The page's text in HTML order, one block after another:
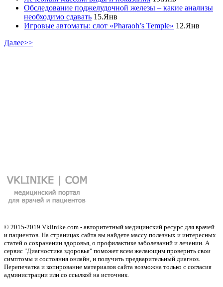
Обследование поджелудочной железы – какие анализы
необходимо сдавать 15.Янв
Игровые автоматы: слот «Pharaoh’s Temple» 12.Янв
Далее>>
© 2015-2019 Vklinike.com - авторитетный медицинский ресурс для врачей
и пациентов. На страницах сайта вы найдете массу полезных и интересных
статей о сохранении здоровья, о профилактике заболеваний и лечении. А
сервис "Диагностика здоровья" поможет всем желающим проверить свои
симптомы и состояния онлайн, и получить предварительный диагноз.
Перепечатка и копирование материалов сайта возможна только с согласия
администрации или со ссылкой на источник.